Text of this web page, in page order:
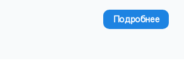
Подробнее